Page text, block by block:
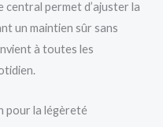
permet d’ajuster la
un maintien sûr sans
à toutes les
pour la légèreté